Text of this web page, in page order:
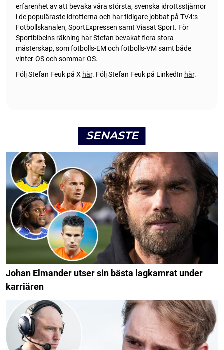
erfarenhet av att bevaka våra största, svenska idrottsstjärnor
i de populäraste idrotterna och har tidigare jobbat på TV4:s
Fotbollskanalen, SportExpressen samt Viasat Sport. För
Sportbibelns räkning har Stefan bevakat flera stora
mästerskap, som fotbolls-EM och fotbolls-VM samt både
vinter-OS och sommar-OS.
Följ Stefan Feuk på X här. Följ Stefan Feuk på LinkedIn här.
SENASTE
Johan Elmander utser sin bästa lagkamrat under
karriären